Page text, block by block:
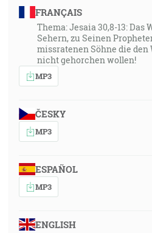
FRANÇAIS
Thema: Jesaia 30,8-13: Das
Sehern, zu Seinen
missratenen Söhne die den
nicht gehorchen wollen!
MP3
ČESKY
MP3
ESPAÑOL
MP3
ENGLISH